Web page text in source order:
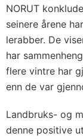
NORUT
seinere årene
lerabber. De
har
flere vintre har
enn de var
Landbruks- og
denne positive